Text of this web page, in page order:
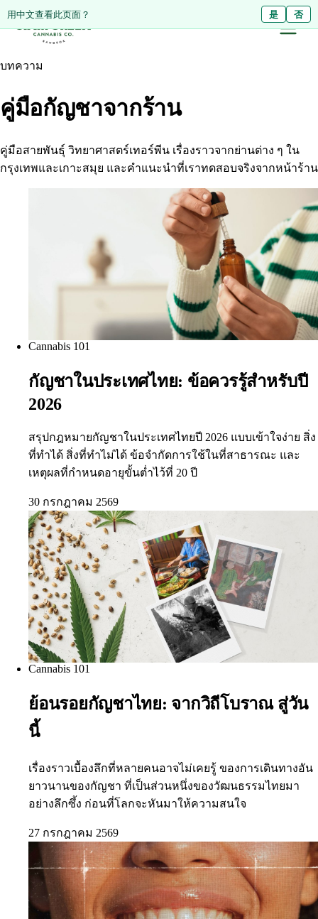
Diese Seite auf Deutsch ansehen? Nein
用中文查看此页面？ 是 否
บทความ
คู่มือกัญชาจากร้าน
คู่มือสายพันธุ์ วิทยาศาสตร์เทอร์พีน เรื่องราวจากย่านต่าง ๆ ใน
กรุงเทพและเกาะสมุย และคำแนะนำที่เราทดสอบจริงจากหน้าร้าน
Cannabis 101
กัญชาในประเทศไทย: ข้อควรรู้สำหรับปี
2026
สรุปกฎหมายกัญชาในประเทศไทยปี 2026 แบบเข้าใจง่าย สิ่ง
ที่ทำได้ สิ่งที่ทำไม่ได้ ข้อจำกัดการใช้ในที่สาธารณะ และ
เหตุผลที่กำหนดอายุขั้นต่ำไว้ที่ 20 ปี
30 กรกฎาคม 2569
Cannabis 101
ย้อนรอยกัญชาไทย: จากวิถีโบราณ สู่วัน
นี้
เรื่องราวเบื้องลึกที่หลายคนอาจไม่เคยรู้ ของการเดินทางอัน
ยาวนานของกัญชา ที่เป็นส่วนหนึ่งของวัฒนธรรมไทยมา
อย่างลึกซึ้ง ก่อนที่โลกจะหันมาให้ความสนใจ
27 กรกฎาคม 2569